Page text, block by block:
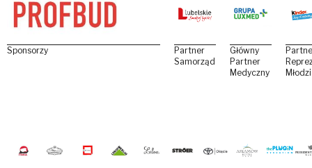
Sponsorzy
Partner
Samorządowy
Główny
Partner
Medyczny